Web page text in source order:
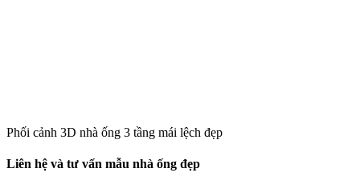
Phối cảnh 3D nhà ống 3 tầng mái lệch đẹp
Liên hệ và tư vấn mẫu nhà ống đẹp